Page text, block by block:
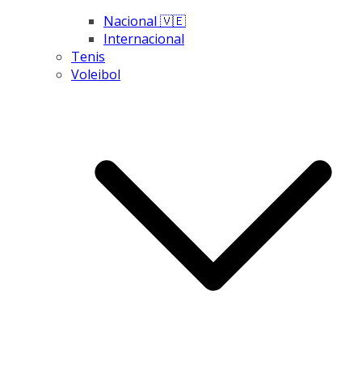
Nacional 🇻🇪
Internacional
Tenis
Voleibol